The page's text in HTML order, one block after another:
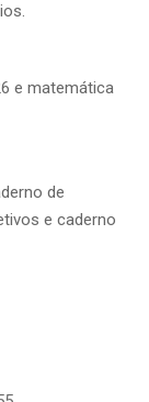
e matemática
de
e caderno